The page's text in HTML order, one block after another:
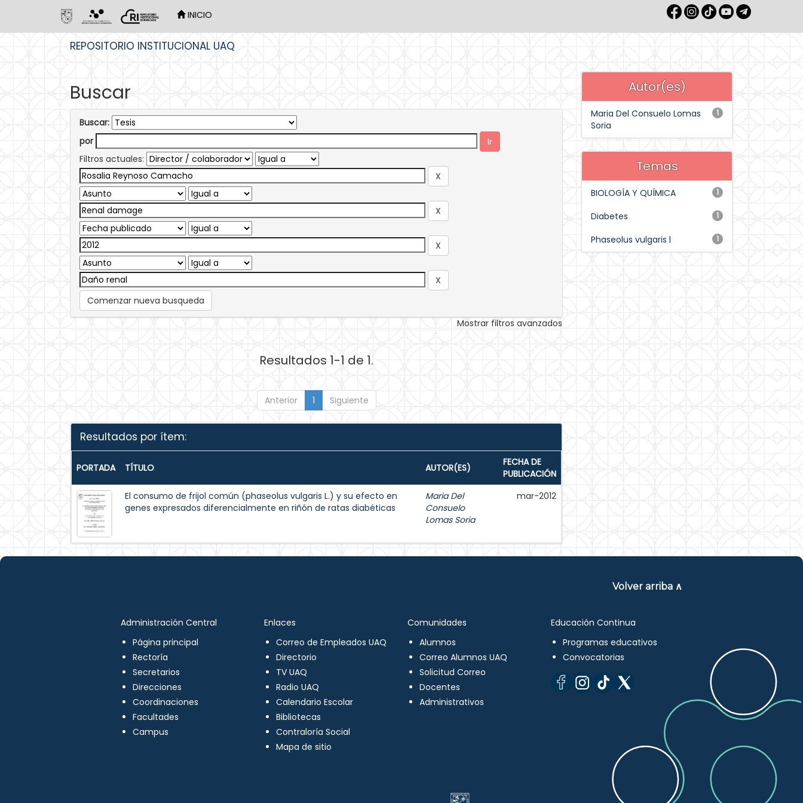
INICIO
REPOSITORIO INSTITUCIONAL UAQ
Buscar
Buscar:
por
Filtros actuales:
Comenzar nueva busqueda
Mostrar filtros avanzados
Resultados 1-1 de 1.
Anterior 1 Siguiente
Resultados por ítem:
PORTADA TÍTULO AUTOR(ES)
FECHA DE
PUBLICACIÓN
El consumo de frijol común (phaseolus vulgaris L.) y su efecto en
genes expresados diferencialmente en riñón de ratas diabéticas
Maria Del
Consuelo
Lomas Soria
mar-2012
Autor(es)
1
Maria Del Consuelo Lomas
Soria
Temas
1
BIOLOGÍA Y QUÍMICA
1
Diabetes
1
Phaseolus vulgaris l
Volver arriba ∧
Administración Central
Página principal
Rectoría
Secretarios
Direcciones
Coordinaciones
Facultades
Campus
Enlaces
Correo de Empleados UAQ
Directorio
TV UAQ
Radio UAQ
Calendario Escolar
Bibliotecas
Contraloría Social
Mapa de sitio
Comunidades
Alumnos
Correo Alumnos UAQ
Solicitud Correo
Docentes
Administrativos
Educación Continua
Programas educativos
Convocatorias